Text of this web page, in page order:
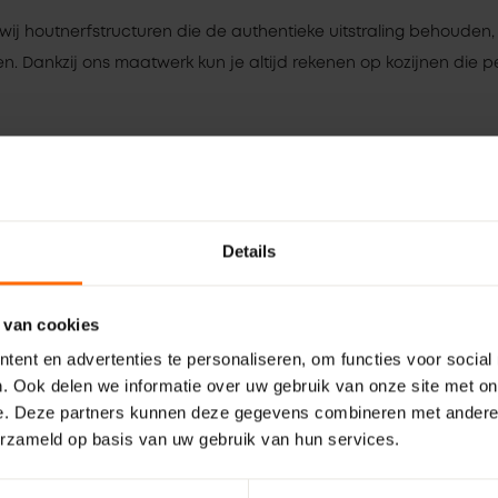
Details
cookies
en advertenties te personaliseren, om functies voor social
Ook delen we informatie over uw gebruik van onze site met
Deze partners kunnen deze gegevens combineren met
op basis van uw gebruik van hun services.
houtnerfstructuren die de authentieke uitstraling
Dankzij ons maatwerk kun je altijd rekenen op kozijnen die
Skodora in Drenthe?
persoonlijke benadering en lokale betrokkenheid. We
staat altijd klaar om je te helpen. Of je nu vragen hebt over
ondersteuning die aansluit bij jouw behoeften. Bij Skodora
op jouw project in Drenthe.
vanaf 5 werkdagen
factor is bij elk bouwproject. Daarom bieden we een